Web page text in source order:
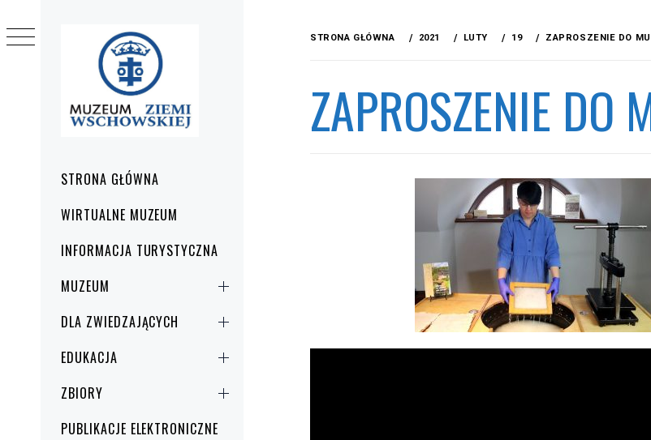
główneSTRONA GŁÓWNA
WIRTUALNE MUZEUM
INFORMACJA TURYSTYCZNA
MUZEUM
DLA ZWIEDZAJĄCYCH
EDUKACJA
ZBIORY
PUBLIKACJE ELEKTRONICZNE
STRONA GŁÓWNA 2021 LUTY 19 ZAPROSZENIE DO
ZAPROSZENIE DO